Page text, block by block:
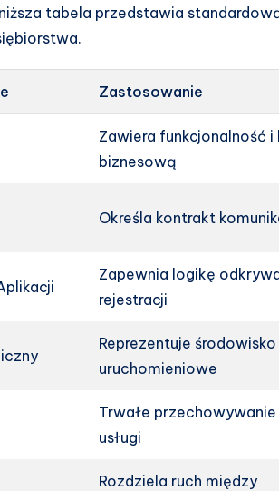
tabela przedstawia
Zastosowanie
Zawiera funkcjonalność i
biznesową
Określa kontrakt
Zapewnia logikę
rejestracji
Reprezentuje środowisko
uruchomieniowe
Trwałe przechowywanie
usługi
Rozdziela ruch między